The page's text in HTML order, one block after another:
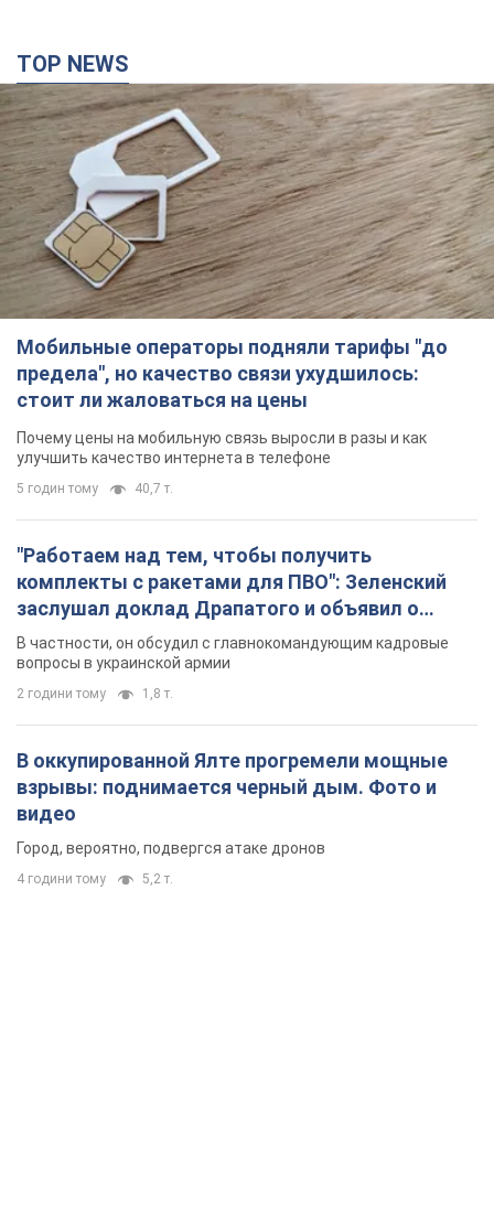
TOP NEWS
Мобильные операторы подняли тарифы "до
предела", но качество связи ухудшилось:
стоит ли жаловаться на цены
Почему цены на мобильную связь выросли в разы и как
улучшить качество интернета в телефоне
5 годин тому 40,7 т.
"Работаем над тем, чтобы получить
комплекты с ракетами для ПВО": Зеленский
заслушал доклад Драпатого и объявил о
новых мерах
В частности, он обсудил с главнокомандующим кадровые
вопросы в украинской армии
2 години тому 1,8 т.
В оккупированной Ялте прогремели мощные
взрывы: поднимается черный дым. Фото и
видео
Город, вероятно, подвергся атаке дронов
4 години тому 5,2 т.